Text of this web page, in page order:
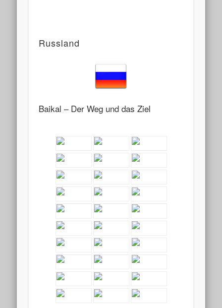
Russland
Baikal – Der Weg und das Ziel